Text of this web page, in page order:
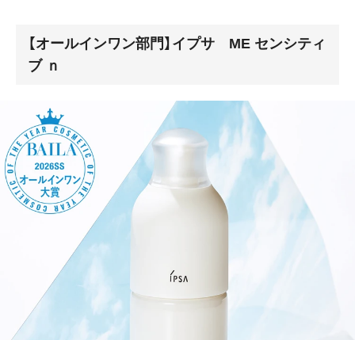
【オールインワン部門】イプサ ME センシティ
ブ ｎ